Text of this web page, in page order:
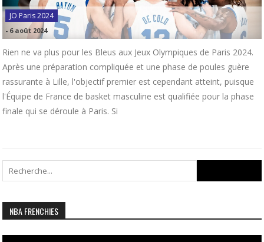
JO Paris 2024
- 6 août 2024
Rien ne va plus pour les Bleus aux Jeux Olympiques de Paris 2024.
Après une préparation compliquée et une phase de poules guère
rassurante à Lille, l'objectif premier est cependant atteint, puisque
l'Équipe de France de basket masculine est qualifiée pour la phase
finale qui se déroule à Paris. Si
for:
NBA FRENCHIES